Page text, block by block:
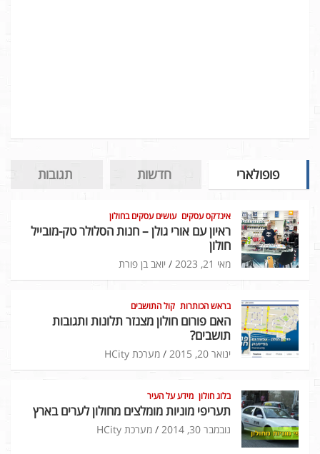
פופולארי חדשות תגובות
אינדקס עסקים עושים עסקים בחולון
ראיון עם אורי גולן – חנות הסלולר טק-מובייל
חולון
מאי 21, 2023 יואב בן פורת
בראש הכותרות קול התושבים
האם פורום חולון מצנזר תלונות ותגובות
תושבים?
ינואר 20, 2015 מערכת HCity
בלוג חולון מידע על העיר
תעריפי מוניות מומלצים מחולון לערים בארץ
נובמבר 30, 2014 מערכת HCity